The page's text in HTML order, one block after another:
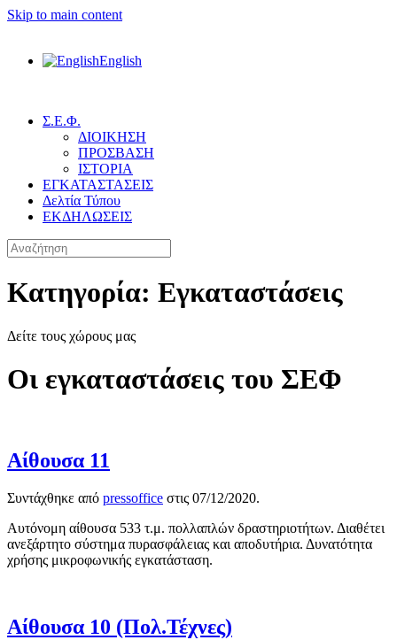
Skip to main content
English
Σ.Ε.Φ.
ΔΙΟΙΚΗΣΗ
ΠΡΟΣΒΑΣΗ
ΙΣΤΟΡΙΑ
ΕΓΚΑΤΑΣΤΑΣΕΙΣ
Δελτία Τύπου
ΕΚΔΗΛΩΣΕΙΣ
Κατηγορία: Εγκαταστάσεις
Δείτε τους χώρους μας
Οι εγκαταστάσεις του ΣΕΦ
Αίθουσα 11
Συντάχθηκε από pressoffice στις 07/12/2020.
Αυτόνομη αίθουσα 533 τ.μ. πολλαπλών δραστηριοτήτων. Διαθέτει
ανεξάρτητο σύστημα πυρασφάλειας και αποδυτήρια. Δυνατότητα
χρήσης μικροφωνικής εγκατάσταση.
Αίθουσα 10 (Πολ.Τέχνες)